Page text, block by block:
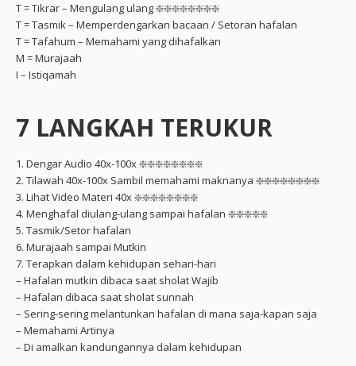
T = Tikrar – Mengulang ulang ❇️❇️❇️❇️❇️❇️❇️❇️
T = Tasmik – Memperdengarkan bacaan / Setoran hafalan
T = Tafahum – Memahami yang dihafalkan
M = Murajaah
I – Istiqamah
7 LANGKAH TERUKUR
1. Dengar Audio 40x-100x ❇️❇️❇️❇️❇️❇️❇️❇️
2. Tilawah 40x-100x Sambil memahami maknanya ❇️❇️❇️❇️❇️❇️❇️❇️
3. Lihat Video Materi 40x ❇️❇️❇️❇️❇️❇️❇️❇️
4. Menghafal diulang-ulang sampai hafalan ❇️❇️❇️❇️❇️
5. Tasmik/Setor hafalan
6. Murajaah sampai Mutkin
7. Terapkan dalam kehidupan sehari-hari
– Hafalan mutkin dibaca saat sholat Wajib
– Hafalan dibaca saat sholat sunnah
– Sering-sering melantunkan hafalan di mana saja-kapan saja
– Memahami Artinya
– Di amalkan kandungannya dalam kehidupan